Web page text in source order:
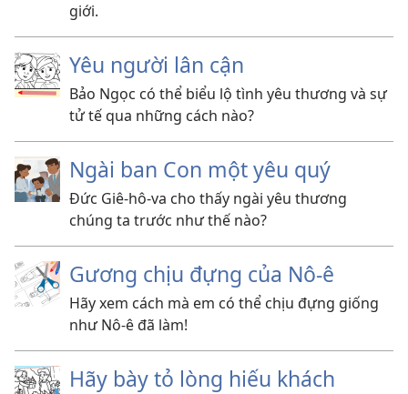
giới.
Yêu người lân cận
Bảo Ngọc có thể biểu lộ tình yêu thương và sự
tử tế qua những cách nào?
Ngài ban Con một yêu quý
Đức Giê-hô-va cho thấy ngài yêu thương
chúng ta trước như thế nào?
Gương chịu đựng của Nô-ê
Hãy xem cách mà em có thể chịu đựng giống
như Nô-ê đã làm!
Hãy bày tỏ lòng hiếu khách